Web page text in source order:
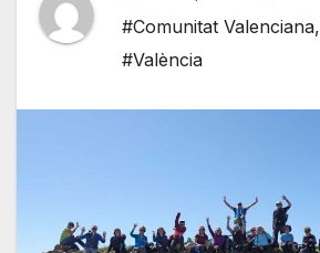
#Comunitat Valenciana,
#València